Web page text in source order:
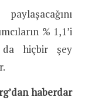
% 1,1’i
da hiçbir şey
haberdar